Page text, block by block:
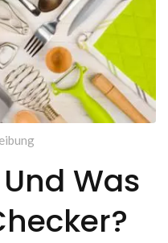
Was